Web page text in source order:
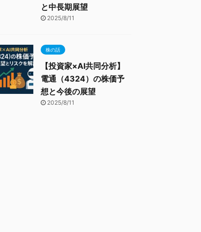
と中長期展望
2025/8/11
株の話
【投資家×AI共同分析】
電通（4324）の株価予
想と今後の展望
2025/8/11